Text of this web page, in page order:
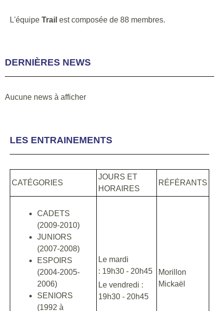
L'équipe Trail est composée de 88 membres.
DERNIÈRES NEWS
Aucune news à afficher
LES ENTRAINEMENTS
CATÉGORIES
JOURS ET
HORAIRES
RÉFÉRANTS
CADETS
(2009-2010)
JUNIORS
(2007-2008)
ESPOIRS
(2004-2005-
2006)
SENIORS
(1992 à
Le mardi
: 19h30 - 20h45
Le vendredi :
19h30 - 20h45
Morillon
Mickaël